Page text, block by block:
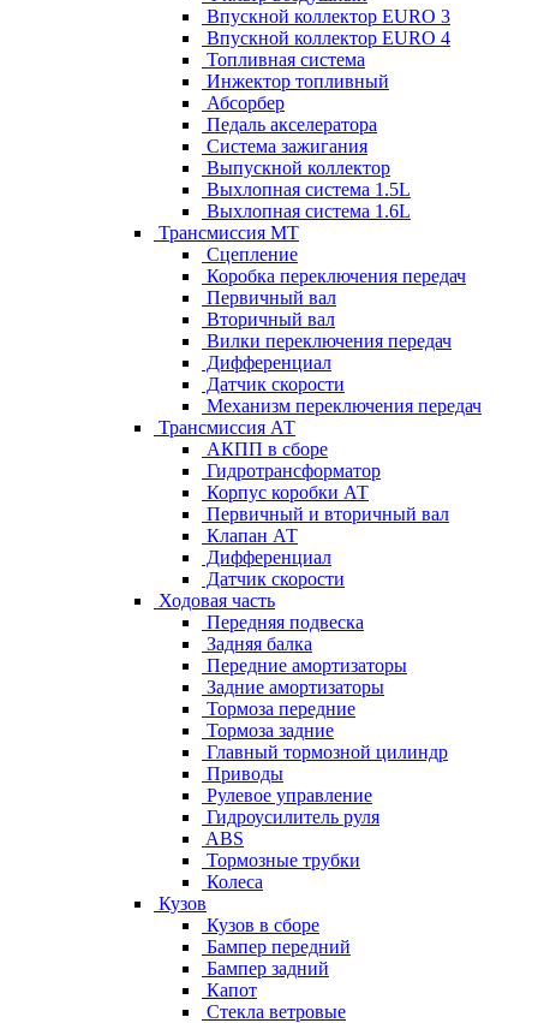
Впускной коллектор EURO 3
Впускной коллектор EURO 4
Топливная система
Инжектор топливный
Абсорбер
Педаль акселератора
Система зажигания
Выпускной коллектор
Выхлопная система 1.5L
Выхлопная система 1.6L
Трансмиссия МТ
Сцепление
Коробка переключения передач
Первичный вал
Вторичный вал
Вилки переключения передач
Дифференциал
Датчик скорости
Механизм переключения передач
Трансмиссия АТ
АКПП в сборе
Гидротрансформатор
Корпус коробки АТ
Первичный и вторичный вал
Клапан АТ
Дифференциал
Датчик скорости
Ходовая часть
Передняя подвеска
Задняя балка
Передние амортизаторы
Задние амортизаторы
Тормоза передние
Тормоза задние
Главный тормозной цилиндр
Приводы
Рулевое управление
Гидроусилитель руля
ABS
Тормозные трубки
Колеса
Кузов
Кузов в сборе
Бампер передний
Бампер задний
Капот
Стекла ветровые